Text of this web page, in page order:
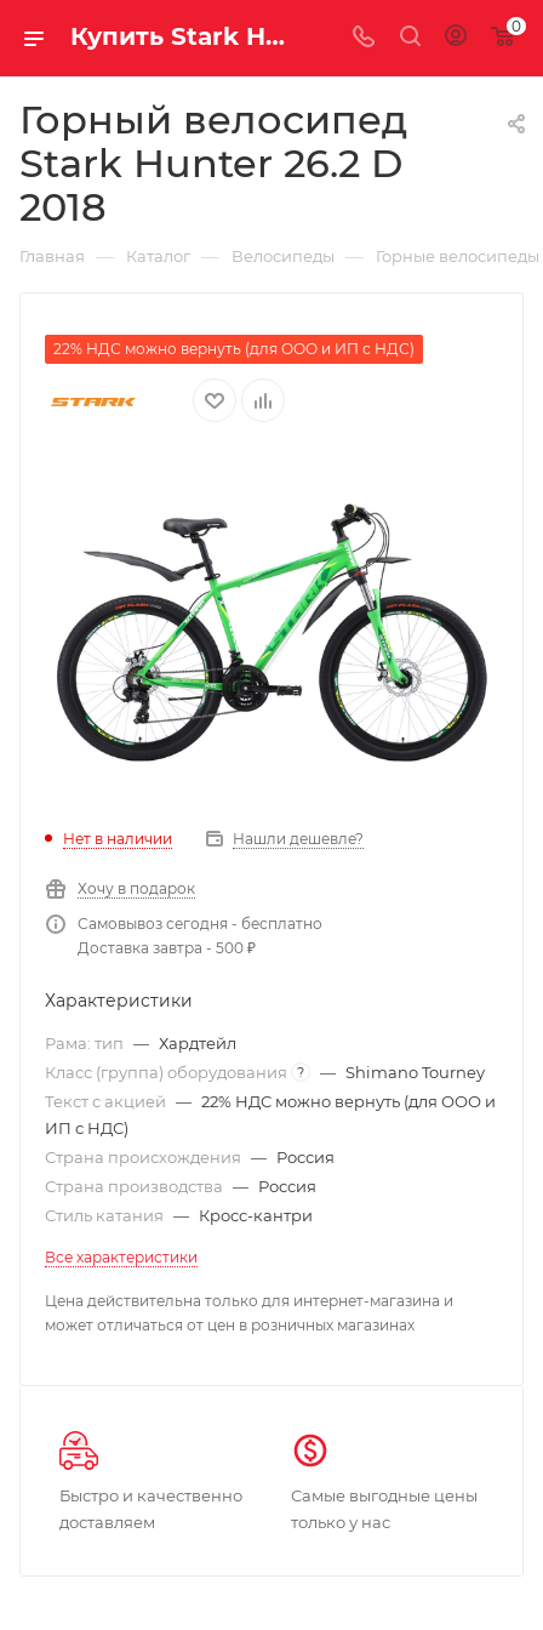
Купить Stark Hunter 26.2 D 2018 за рублей, а со скидкой 0
Горный велосипед
Stark Hunter 26.2 D
2018
Главная — Каталог — Велосипеды — Горные велосипеды
22% НДС можно вернуть (для ООО и ИП с НДС)
Нет в наличии Нашли дешевле?
Хочу в подарок
Самовывоз сегодня - бесплатно
Доставка завтра - 500 ₽
Характеристики
Рама: тип — Хардтейл
Класс (группа) оборудования
? — Shimano Tourney
Текст с акцией — 22% НДС можно вернуть (для ООО и
ИП с НДС)
Страна происхождения — Россия
Страна производства — Россия
Стиль катания — Кросс-кантри
Все характеристики
Цена действительна только для интернет-магазина и
может отличаться от цен в розничных магазинах
Быстро и качественно
доставляем
Самые выгодные цены
только у нас